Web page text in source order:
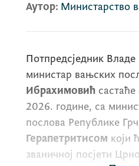
Аутор: Министарство
Потпредсједник
министар вањских
Ибрахимовић састаће
2026. године, са
послова Републике
Герапетритисом који
званичној посјети